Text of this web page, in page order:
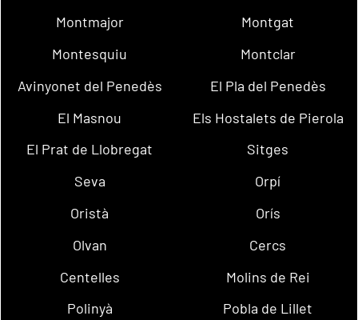
Montmajor
Montgat
Montesquiu
Montclar
Avinyonet del Penedès
El Pla del Penedès
El Masnou
Els Hostalets de Pierola
El Prat de Llobregat
Sitges
Seva
Orpí
Oristà
Orís
Olvan
Cercs
Centelles
Molins de Rei
Polinyà
Pobla de Lillet